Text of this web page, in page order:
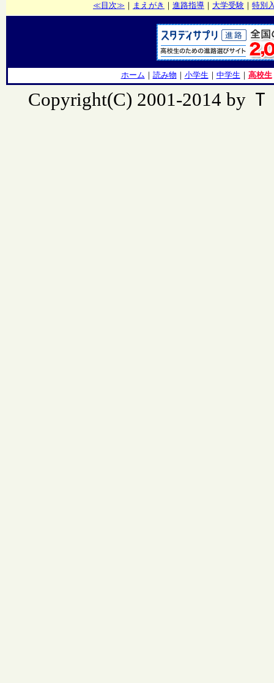
≪目次≫ ｜ まえがき ｜ 進路指導 ｜ 大学受験 ｜ 特別
ホーム ｜ 読み物 ｜ 小学生 ｜ 中学生 ｜ 高校生
Copyright(C) 2001-2014 by